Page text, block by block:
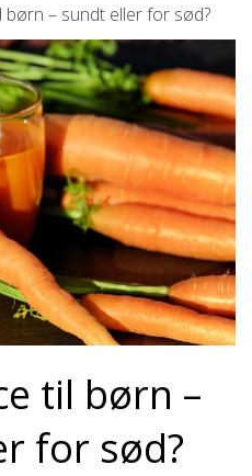
børn – sundt eller for sød?
til børn –
for sød?